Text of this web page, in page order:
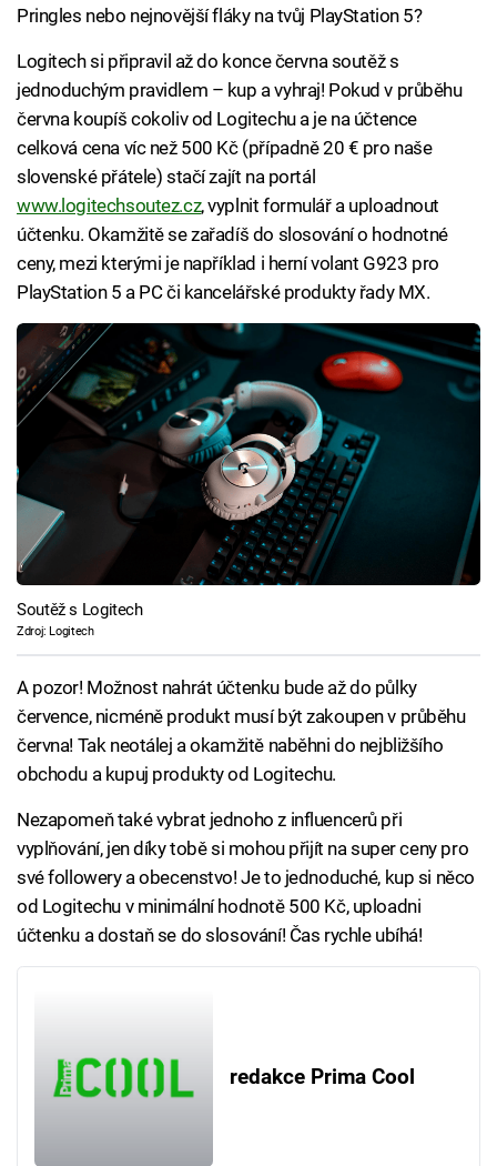
Pringles nebo nejnovější fláky na tvůj PlayStation 5?
Logitech si připravil až do konce června soutěž s
jednoduchým pravidlem – kup a vyhraj! Pokud v průběhu
června koupíš cokoliv od Logitechu a je na účtence
celková cena víc než 500 Kč (případně 20 € pro naše
slovenské přátele) stačí zajít na portál
www.logitechsoutez.cz, vyplnit formulář a uploadnout
účtenku. Okamžitě se zařadíš do slosování o hodnotné
ceny, mezi kterými je například i herní volant G923 pro
PlayStation 5 a PC či kancelářské produkty řady MX.
Soutěž s Logitech
Zdroj: Logitech
A pozor! Možnost nahrát účtenku bude až do půlky
července, nicméně produkt musí být zakoupen v průběhu
června! Tak neotálej a okamžitě naběhni do nejbližšího
obchodu a kupuj produkty od Logitechu.
Nezapomeň také vybrat jednoho z influencerů při
vyplňování, jen díky tobě si mohou přijít na super ceny pro
své followery a obecenstvo! Je to jednoduché, kup si něco
od Logitechu v minimální hodnotě 500 Kč, uploadni
účtenku a dostaň se do slosování! Čas rychle ubíhá!
redakce Prima Cool